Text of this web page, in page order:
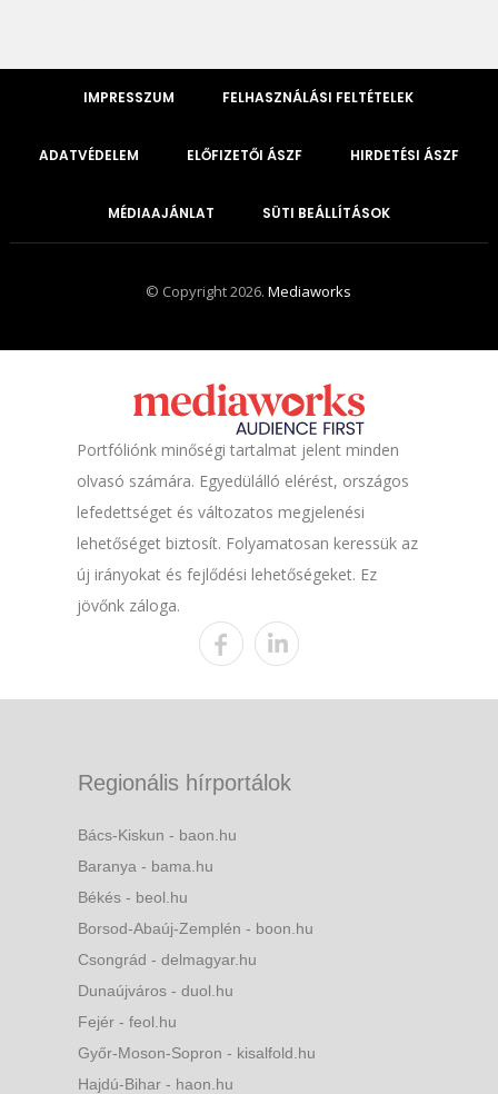
IMPRESSZUM FELHASZNÁLÁSI FELTÉTELEK
ADATVÉDELEM ELŐFIZETŐI ÁSZF HIRDETÉSI ÁSZF
MÉDIAAJÁNLAT SÜTI BEÁLLÍTÁSOK
© Copyright 2026.Mediaworks
Portfóliónk minőségi tartalmat jelent minden
olvasó számára. Egyedülálló elérést, országos
lefedettséget és változatos megjelenési
lehetőséget biztosít. Folyamatosan keressük az
új irányokat és fejlődési lehetőségeket. Ez
jövőnk záloga.
Regionális hírportálok
Bács-Kiskun - baon.hu
Baranya - bama.hu
Békés - beol.hu
Borsod-Abaúj-Zemplén - boon.hu
Csongrád - delmagyar.hu
Dunaújváros - duol.hu
Fejér - feol.hu
Győr-Moson-Sopron - kisalfold.hu
Hajdú-Bihar - haon.hu